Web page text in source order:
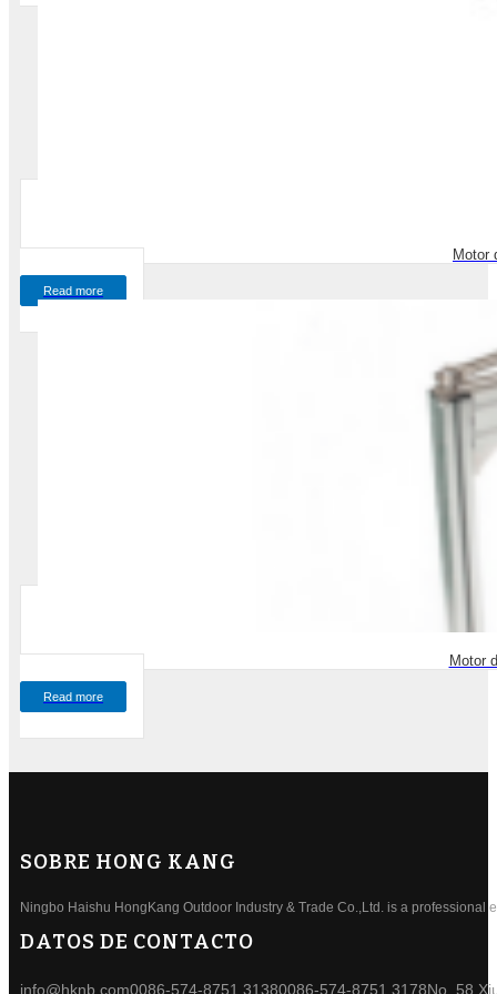
Motor
Read more
Motor
Read more
SOBRE HONG KANG
Ningbo Haishu HongKang Outdoor Industry & Trade Co.,Ltd. is a professional
DATOS DE CONTACTO
info@hknb.com0086-574-8751 31380086-574-8751 3178No. 58